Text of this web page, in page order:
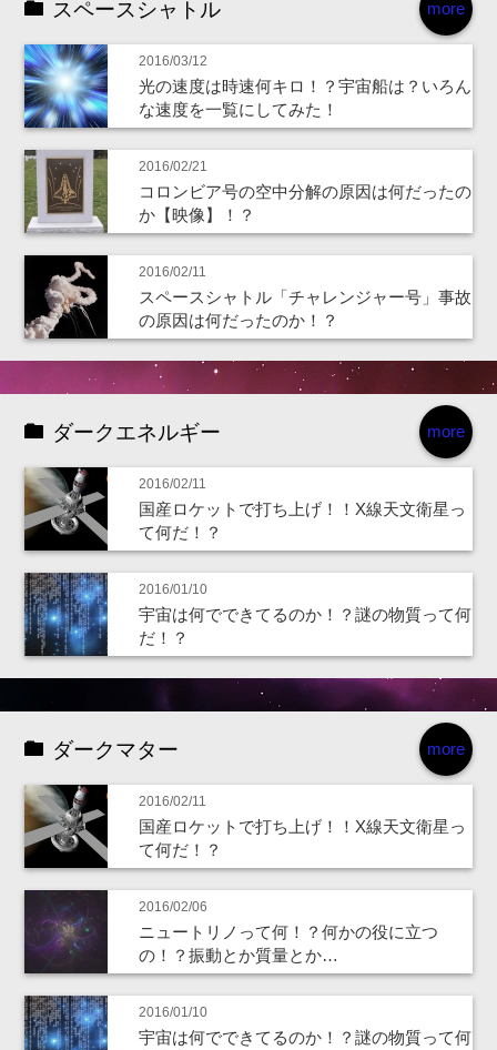
more
スペースシャトル
2016/03/12
光の速度は時速何キロ！？宇宙船は？いろん
な速度を一覧にしてみた！
2016/02/21
コロンビア号の空中分解の原因は何だったの
か【映像】！？
2016/02/11
スペースシャトル「チャレンジャー号」事故
の原因は何だったのか！？
more
ダークエネルギー
2016/02/11
国産ロケットで打ち上げ！！X線天文衛星っ
て何だ！？
2016/01/10
宇宙は何でできてるのか！？謎の物質って何
だ！？
more
ダークマター
2016/02/11
国産ロケットで打ち上げ！！X線天文衛星っ
て何だ！？
2016/02/06
ニュートリノって何！？何かの役に立つ
の！？振動とか質量とか…
2016/01/10
宇宙は何でできてるのか！？謎の物質って何